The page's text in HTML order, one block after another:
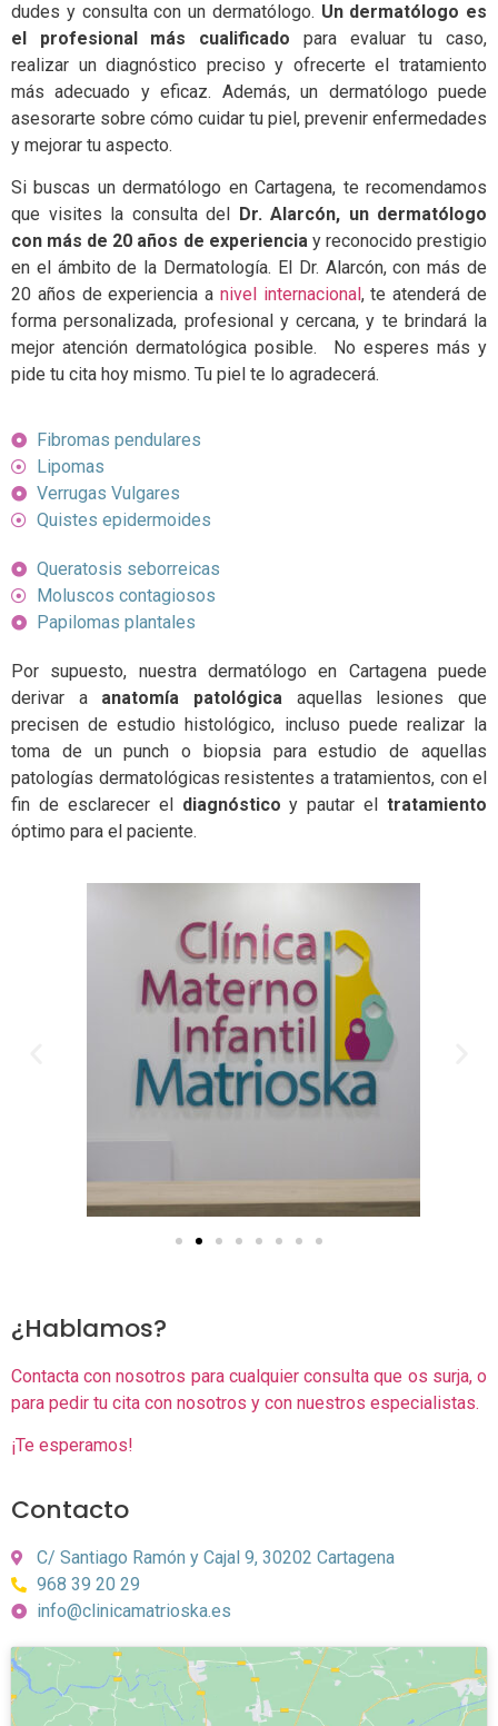
dudes y consulta con un dermatólogo. Un dermatólogo es
el profesional más cualificado para evaluar tu caso,
realizar un diagnóstico preciso y ofrecerte el tratamiento
más adecuado y eficaz. Además, un dermatólogo puede
asesorarte sobre cómo cuidar tu piel, prevenir enfermedades
y mejorar tu aspecto.
Si buscas un dermatólogo en Cartagena, te recomendamos
que visites la consulta del Dr. Alarcón, un dermatólogo
con más de 20 años de experienciay reconocido prestigio
en el ámbito de la Dermatología. El Dr. Alarcón, con más de
20 años de experiencia a nivel internacional, te atenderá de
forma personalizada, profesional y cercana, y te brindará la
mejor atención dermatológica posible. No esperes más y
pide tu cita hoy mismo. Tu piel te lo agradecerá.
Fibromas pendulares
Lipomas
Verrugas Vulgares
Quistes epidermoides
Queratosis seborreicas
Moluscos contagiosos
Papilomas plantales
Por supuesto, nuestra dermatólogo en Cartagena puede
derivar a anatomía patológica aquellas lesiones que
precisen de estudio histológico, incluso puede realizar la
toma de un punch o biopsia para estudio de aquellas
patologías dermatológicas resistentes a tratamientos, con el
fin de esclarecer el diagnóstico y pautar el tratamiento
óptimo para el paciente.
¿Hablamos?
Contacta con nosotros para cualquier consulta que os surja, o
para pedir tu cita con nosotros y con nuestros especialistas.
¡Te esperamos!
Contacto
C/ Santiago Ramón y Cajal 9, 30202 Cartagena
968 39 20 29
info@clinicamatrioska.es